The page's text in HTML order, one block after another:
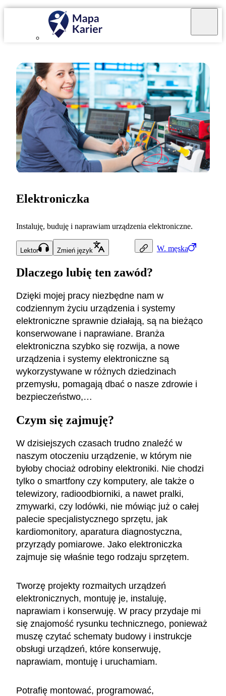
W. męska
Elektroniczka
Instaluję, buduję i naprawiam urządzenia elektroniczne.
Lektor Zmień język
Dlaczego lubię ten zawód?
Dzięki mojej pracy niezbędne nam w
codziennym życiu urządzenia i systemy
elektroniczne sprawnie działają, są na bieżąco
konserwowane i naprawiane. Branża
elektroniczna szybko się rozwija, a nowe
urządzenia i systemy elektroniczne są
wykorzystywane w różnych dziedzinach
przemysłu, pomagają dbać o nasze zdrowie i
bezpieczeństwo,…
Czym się zajmuję?
W dzisiejszych czasach trudno znaleźć w
naszym otoczeniu urządzenie, w którym nie
byłoby chociaż odrobiny elektroniki. Nie chodzi
tylko o smartfony czy komputery, ale także o
telewizory, radioodbiorniki, a nawet pralki,
zmywarki, czy lodówki, nie mówiąc już o całej
palecie specjalistycznego sprzętu, jak
kardiomonitory, aparatura diagnostyczna,
przyrządy pomiarowe. Jako elektroniczka
zajmuje się właśnie tego rodzaju sprzętem.
Tworzę projekty rozmaitych urządzeń
elektronicznych, montuję je, instaluję,
naprawiam i konserwuję. W pracy przydaje mi
się znajomość rysunku technicznego, ponieważ
muszę czytać schematy budowy i instrukcje
obsługi urządzeń, które konserwuję,
naprawiam, montuję i uruchamiam.
Potrafię montować, programować,